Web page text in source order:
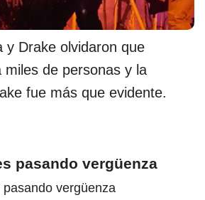
y Drake olvidaron que
de personas y la
fue más que evidente.
pasando vergüenza